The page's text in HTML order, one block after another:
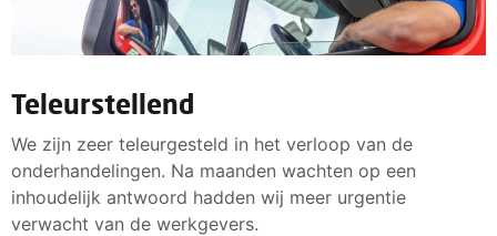
Teleurstellend
We zijn zeer teleurgesteld in het verloop van de
onderhandelingen. Na maanden wachten op een
inhoudelijk antwoord hadden wij meer urgentie
verwacht van de werkgevers.